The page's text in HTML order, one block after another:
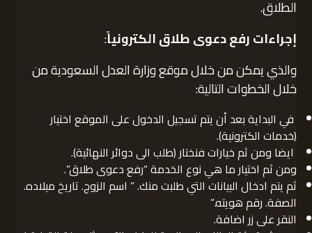
الطلاق.
إجراءات رفع دعوى طلاق الكترونياً:
والذي يمكن من خلال موقع وزارة العدل السعودية من
خلال الخطوات التالية:
في البداية بعد أن يتم تسجيل الدخول على الموقع اختيار
(خدمات الكترونية).
ايضا ومن ثم خيارات فنختار (طلب الى دوائر النهائية).
ومن ثم اختيار ما هي نوع الخدمة “رفع دعوى طلاق”.
ثم يتم ادخال البيانات التي طلبت منك. ” اسم الزوج. تاريخ ميلاده.
الصفة. رقم هويته.”
النقر على زر اضافة.